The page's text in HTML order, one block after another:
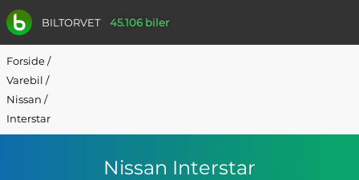
BILTORVET 45.106 biler
Forside/
Varebil /
Nissan /
Interstar
Nissan Interstar